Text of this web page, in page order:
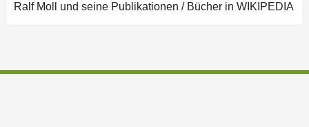
Ralf Moll und seine Publikationen / Bücher in WIKIPEDIA